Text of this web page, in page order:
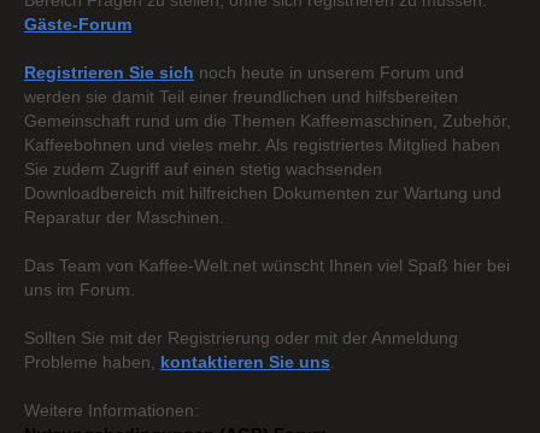
Gäste-Forum
Registrieren Sie sich noch heute in unserem Forum und
werden sie damit Teil einer freundlichen und hilfsbereiten
Gemeinschaft rund um die Themen Kaffeemaschinen, Zubehör,
Kaffeebohnen und vieles mehr. Als registriertes Mitglied haben
Sie zudem Zugriff auf einen stetig wachsenden
Downloadbereich mit hilfreichen Dokumenten zur Wartung und
Reparatur der Maschinen.
Das Team von Kaffee-Welt.net wünscht Ihnen viel Spaß hier bei
uns im Forum.
Sollten Sie mit der Registrierung oder mit der Anmeldung
Probleme haben, kontaktieren Sie uns
Weitere Informationen: